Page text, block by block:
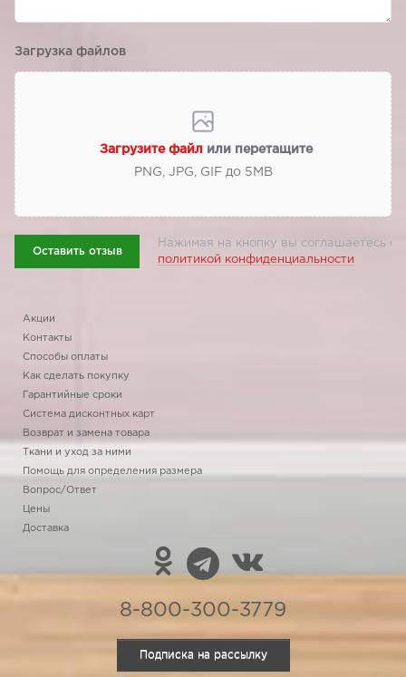
Загрузка файлов
Загрузите файл или перетащите
PNG, JPG, GIF до 5МВ
Оставить отзыв
Нажимая на кнопку вы соглашаетесь с
политикой конфиденциальности
Акции
Контакты
Способы оплаты
Как сделать покупку
Гарантийные сроки
Система дисконтных карт
Возврат и замена товара
Ткани и уход за ними
Помощь для определения размера
Вопрос/Ответ
Цены
Доставка
8-800-300-3779
Подписка на рассылку